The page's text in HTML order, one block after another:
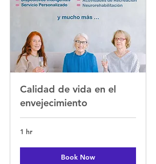
Calidad de vida en el
envejecimiento
1 hr
Book Now